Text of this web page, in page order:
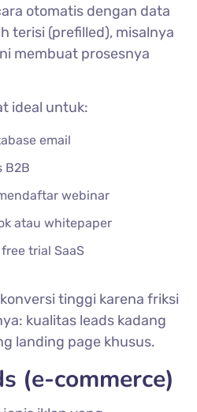
otomatis dengan data
terisi (prefilled), misalnya
membuat prosesnya
ideal untuk:
email
B2B
webinar
atau whitepaper
trial SaaS
tinggi karena friksi
kualitas leads kadang
landing page khusus.
(e-commerce)